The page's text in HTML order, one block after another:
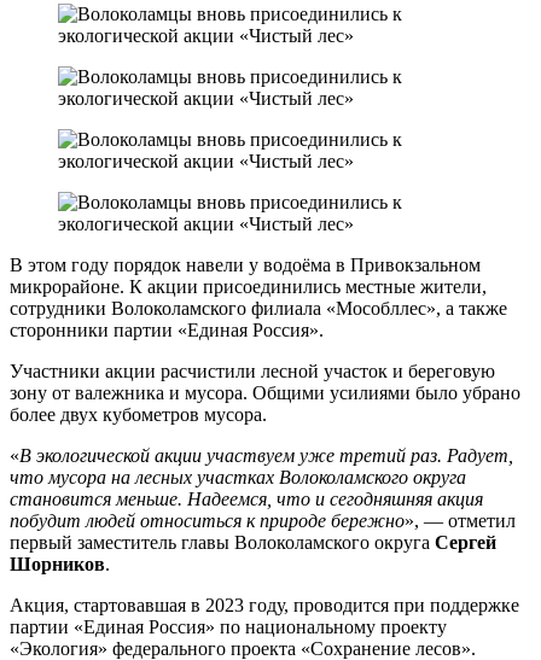
В этом году порядок навели у водоёма в Привокзальном
микрорайоне. К акции присоединились местные жители,
сотрудники Волоколамского филиала «Мособллес», а также
сторонники партии «Единая Россия».
Участники акции расчистили лесной участок и береговую
зону от валежника и мусора. Общими усилиями было убрано
более двух кубометров мусора.
«В экологической акции участвуем уже третий раз. Радует,
что мусора на лесных участках Волоколамского округа
становится меньше. Надеемся, что и сегодняшняя акция
побудит людей относиться к природе бережно», — отметил
первый заместитель главы Волоколамского округа Сергей
Шорников.
Акция, стартовавшая в 2023 году, проводится при поддержке
партии «Единая Россия» по национальному проекту
«Экология» федерального проекта «Сохранение лесов».